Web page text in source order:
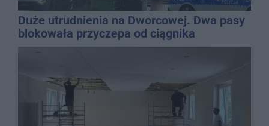
Duże utrudnienia na Dworcowej. Dwa pasy
blokowała przyczepa od ciągnika